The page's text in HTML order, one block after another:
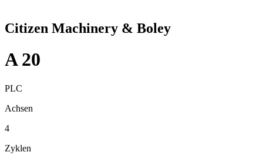
Citizen Machinery & Boley
A 20
PLC
Achsen
4
Zyklen